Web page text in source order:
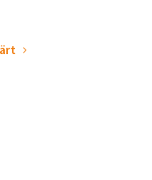
kümmern sich um
für sauberes
bringen Sie
Zum Team
unbürokratisch –